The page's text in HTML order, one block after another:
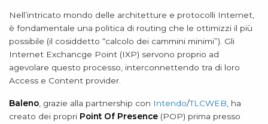
Nell’intricato mondo delle architetture e protocolli Internet,
è fondamentale una politica di routing che le ottimizzi il più
possibile (il cosiddetto “calcolo dei cammini minimi”). Gli
Internet Exchancge Point (IXP) servono proprio ad
agevolare questo processo, interconnettendo tra di loro
Access e Content provider.
Baleno, grazie alla partnership con Intendo/TLCWEB, ha
creato dei propri Point Of Presence (POP) prima presso